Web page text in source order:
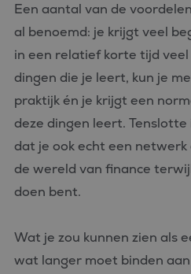
Een aantal van de
al benoemd: je krijgt veel
in een relatief korte tijd
dingen die je leert, kun je
praktijk én je krijgt een
deze dingen leert.
dat je ook echt een
de wereld van finance
doen bent.
Wat je zou kunnen zien als
wat langer moet binden